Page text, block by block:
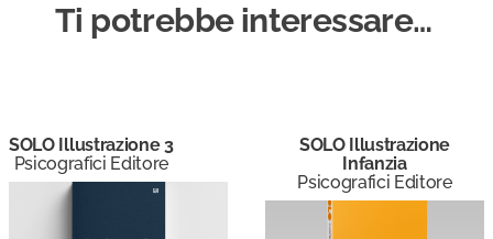
Ti potrebbe interessare…
SOLO Illustrazione 3
Psicografici Editore
SOLO Illustrazione
Infanzia
Psicografici Editore